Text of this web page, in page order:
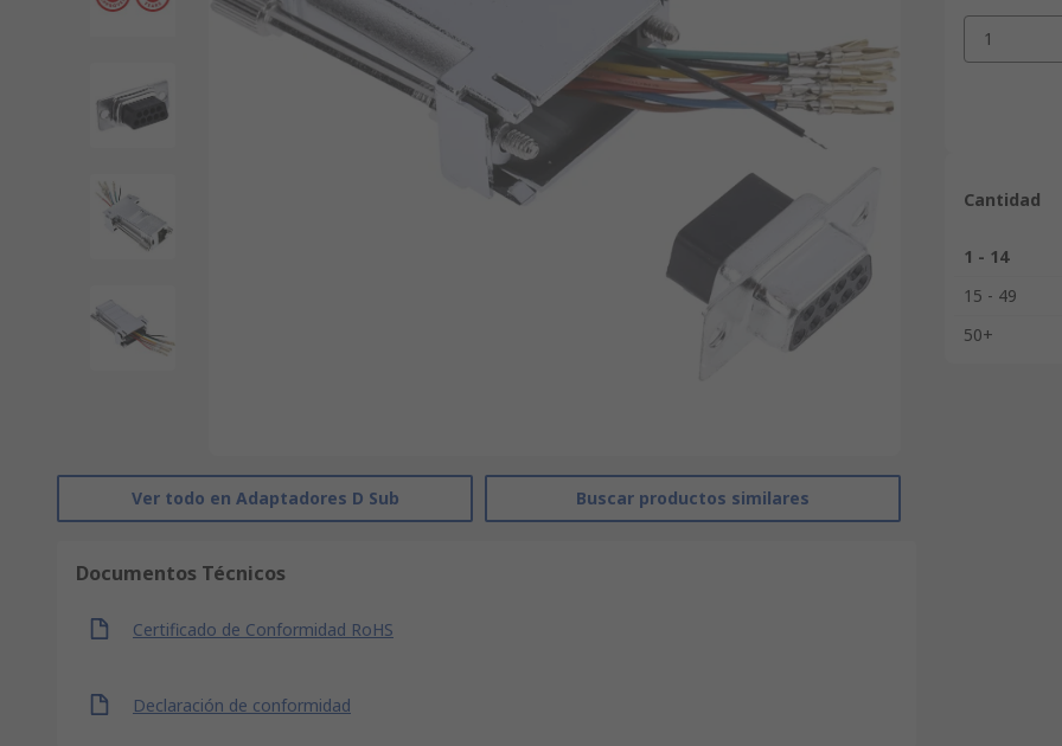
Ver todo en Adaptadores D Sub Buscar productos similares
Documentos Técnicos
Certificado de Conformidad RoHS
Declaración de conformidad
1
Cantidad
1 - 14
15 - 49
50+